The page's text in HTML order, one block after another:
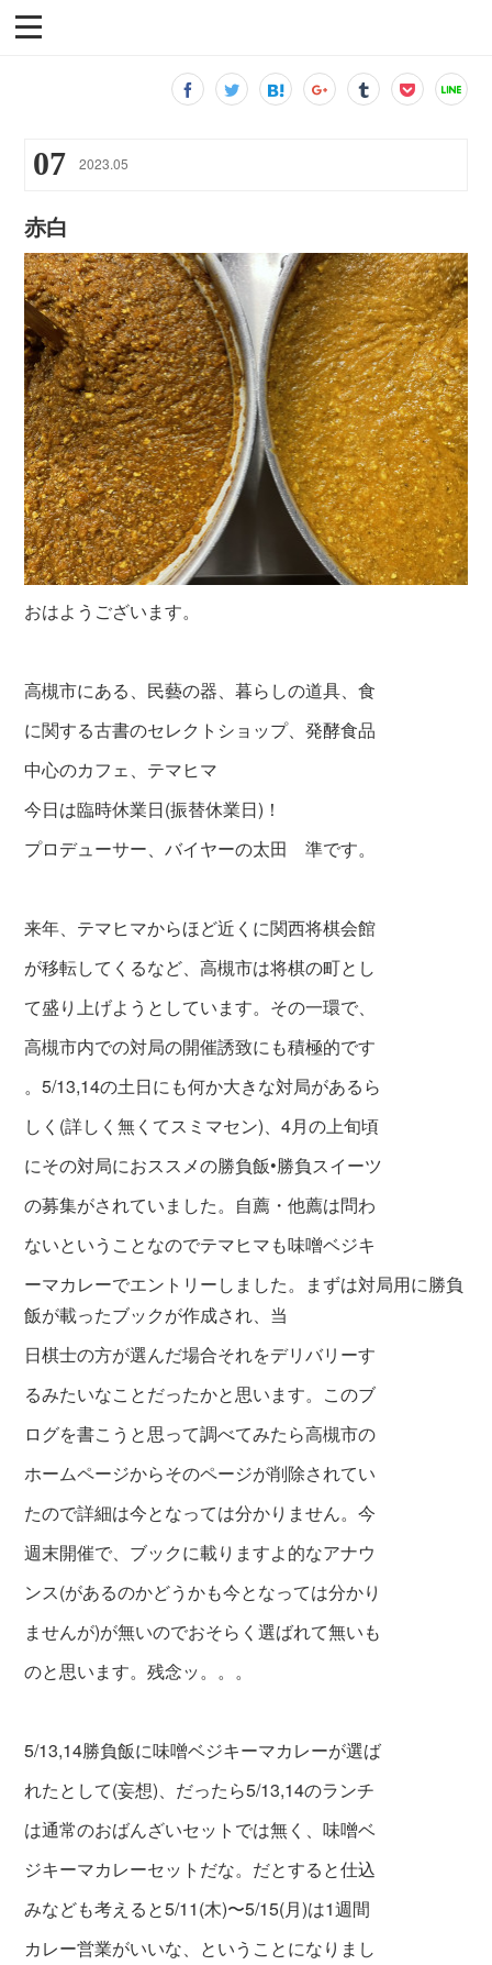
07 2023.05
赤白
おはようございます。
高槻市にある、民藝の器、暮らしの道具、食
に関する古書のセレクトショップ、発酵食品
中心のカフェ、テマヒマ
今日は臨時休業日(振替休業日)！
プロデューサー、バイヤーの太田 準です。
来年、テマヒマからほど近くに関西将棋会館
が移転してくるなど、高槻市は将棋の町とし
て盛り上げようとしています。その一環で、
高槻市内での対局の開催誘致にも積極的です
。5/13,14の土日にも何か大きな対局があるら
しく(詳しく無くてスミマセン)、4月の上旬頃
にその対局におススメの勝負飯•勝負スイーツ
の募集がされていました。自薦・他薦は問わ
ないということなのでテマヒマも味噌ベジキ
ーマカレーでエントリーしました。まずは対局用に勝負
飯が載ったブックが作成され、当
日棋士の方が選んだ場合それをデリバリーす
るみたいなことだったかと思います。このブ
ログを書こうと思って調べてみたら高槻市の
ホームページからそのページが削除されてい
たので詳細は今となっては分かりません。今
週末開催で、ブックに載りますよ的なアナウ
ンス(があるのかどうかも今となっては分かり
ませんが)が無いのでおそらく選ばれて無いも
のと思います。残念ッ。。。
5/13,14勝負飯に味噌ベジキーマカレーが選ば
れたとして(妄想)、だったら5/13,14のランチ
は通常のおばんざいセットでは無く、味噌ベ
ジキーマカレーセットだな。だとすると仕込
みなども考えると5/11(木)〜5/15(月)は1週間
カレー営業がいいな、ということになりまし